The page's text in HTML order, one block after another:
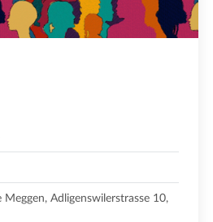
Adligenswilerstrasse 10,